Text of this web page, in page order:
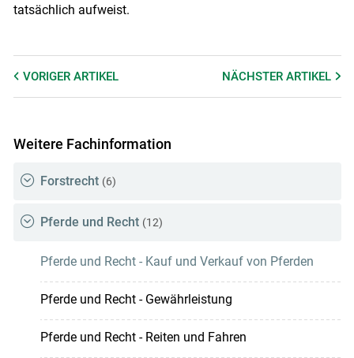
tatsächlich aufweist.
VORIGER ARTIKEL NÄCHSTERARTIKEL
Weitere Fachinformation
Forstrecht (6)
Pferde und Recht (12)
Pferde und Recht - Kauf und Verkauf von Pferden
Pferde und Recht - Gewährleistung
Pferde und Recht - Reiten und Fahren